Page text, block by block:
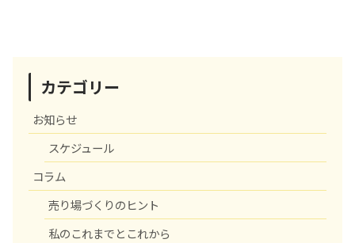
カテゴリー
お知らせ
スケジュール
コラム
売り場づくりのヒント
私のこれまでとこれから